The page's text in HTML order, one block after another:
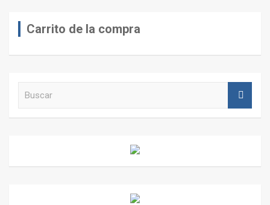
Carrito de la compra